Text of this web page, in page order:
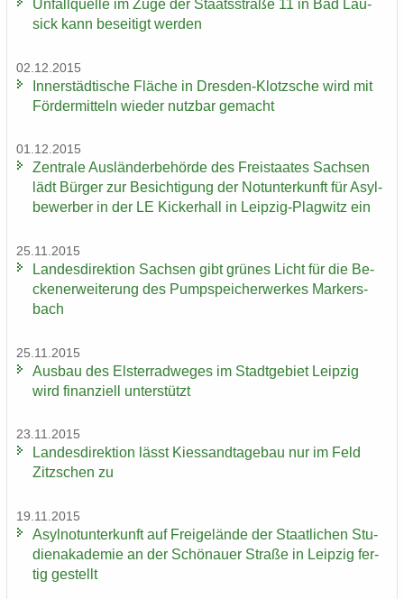
Un­fall­quel­le im Zuge der Staats­stra­ße 11 in Bad Lau­
sick kann be­sei­tigt wer­den
02.12.2015
In­ner­städ­ti­sche Flä­che in Dresden-​Klotzsche wird mit
För­der­mit­teln wie­der nutz­bar ge­macht
01.12.2015
Zen­tra­le Aus­län­der­be­hör­de des Frei­staa­tes Sach­sen
lädt Bür­ger zur Be­sich­ti­gung der Not­un­ter­kunft für Asyl­
be­wer­ber in der LE Ki­cker­hall in Leipzig-​Plagwitz ein
25.11.2015
Lan­des­di­rek­ti­on Sach­sen gibt grü­nes Licht für die Be­
cken­er­wei­te­rung des Pump­spei­cher­wer­kes Mar­kers­
bach
25.11.2015
Aus­bau des Els­ter­rad­we­ges im Stadt­ge­biet Leip­zig
wird fi­nan­zi­ell un­ter­stützt
23.11.2015
Lan­des­di­rek­ti­on lässt Kies­sand­ta­ge­bau nur im Feld
Zitz­schen zu
19.11.2015
Asyl­not­un­ter­kunft auf Frei­ge­län­de der Staat­li­chen Stu­
di­en­aka­de­mie an der Schö­nau­er Stra­ße in Leip­zig fer­
tig ge­stellt